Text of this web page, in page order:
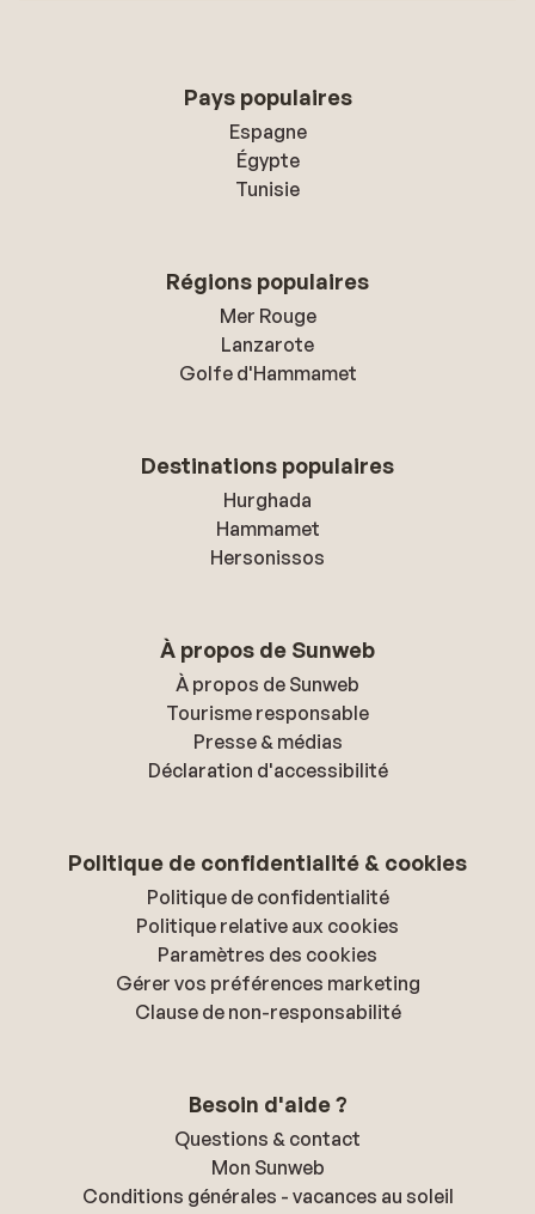
Pays populaires
Espagne
Égypte
Tunisie
Régions populaires
Mer Rouge
Lanzarote
Golfe d'Hammamet
Destinations populaires
Hurghada
Hammamet
Hersonissos
À propos de Sunweb
À propos de Sunweb
Tourisme responsable
Presse & médias
Déclaration d'accessibilité
Politique de confidentialité & cookies
Politique de confidentialité
Politique relative aux cookies
Paramètres des cookies
Gérer vos préférences marketing
Clause de non-responsabilité
Besoin d'aide ?
Questions & contact
Mon Sunweb
Conditions générales - vacances au soleil